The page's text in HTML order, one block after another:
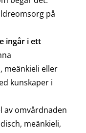
på
ingår i ett
meänkieli eller
kunskaper i
av omvårdnaden
meänkieli,